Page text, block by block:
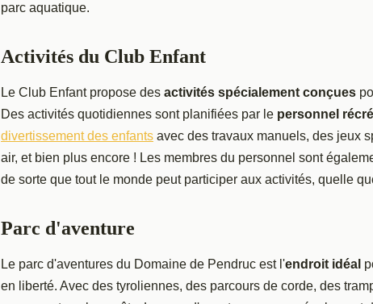
parc aquatique.
Activités du Club Enfant
Le Club Enfant propose des activités spécialement conçues
Des activités quotidiennes sont planifiées par le personnel
divertissement des enfants avec des travaux manuels, des jeux
air, et bien plus encore ! Les membres du personnel sont
de sorte que tout le monde peut participer aux activités, quelle
Parc d'aventure
Le parc d'aventures du Domaine de Pendruc est l'endroit idéal
en liberté. Avec des tyroliennes, des parcours de corde, des